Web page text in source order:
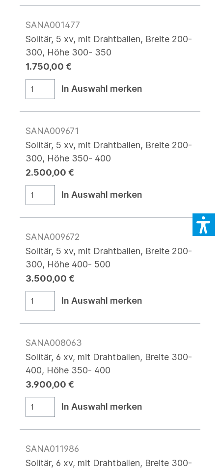
SANA001477
Solitär, 5 xv, mit Drahtballen, Breite 200-
300, Höhe 300- 350
1.750,00 €
In Auswahl merken
SANA009671
Solitär, 5 xv, mit Drahtballen, Breite 200-
300, Höhe 350- 400
2.500,00 €
In Auswahl merken
SANA009672
Solitär, 5 xv, mit Drahtballen, Breite 200-
300, Höhe 400- 500
3.500,00 €
In Auswahl merken
SANA008063
Solitär, 6 xv, mit Drahtballen, Breite 300-
400, Höhe 350- 400
3.900,00 €
In Auswahl merken
SANA011986
Solitär, 6 xv, mit Drahtballen, Breite 300-